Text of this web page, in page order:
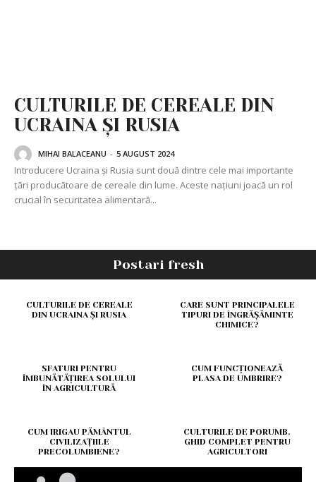
CULTURILE DE CEREALE DIN
UCRAINA ȘI RUSIA
MIHAI BALACEANU - 5 AUGUST 2024
Introducere Ucraina și Rusia sunt două dintre cele mai importante
țări producătoare de cereale din lume. Aceste națiuni joacă un rol
crucial în securitatea alimentară...
Postari fresh
CULTURILE DE CEREALE
DIN UCRAINA ȘI RUSIA
CARE SUNT PRINCIPALELE
TIPURI DE ÎNGRĂȘĂMINTE
CHIMICE?
SFATURI PENTRU
ÎMBUNĂTĂȚIREA SOLULUI
ÎN AGRICULTURĂ
CUM FUNCȚIONEAZĂ
PLASA DE UMBRIRE?
CUM IRIGAU PĂMÂNTUL
CIVILIZAȚIILE
PRECOLUMBIENE?
CULTURILE DE PORUMB.
GHID COMPLET PENTRU
AGRICULTORI